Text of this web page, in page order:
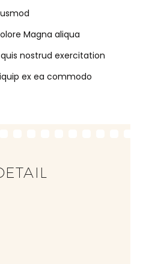
Magna aliqua
nostrud exercitation
ex ea commodo